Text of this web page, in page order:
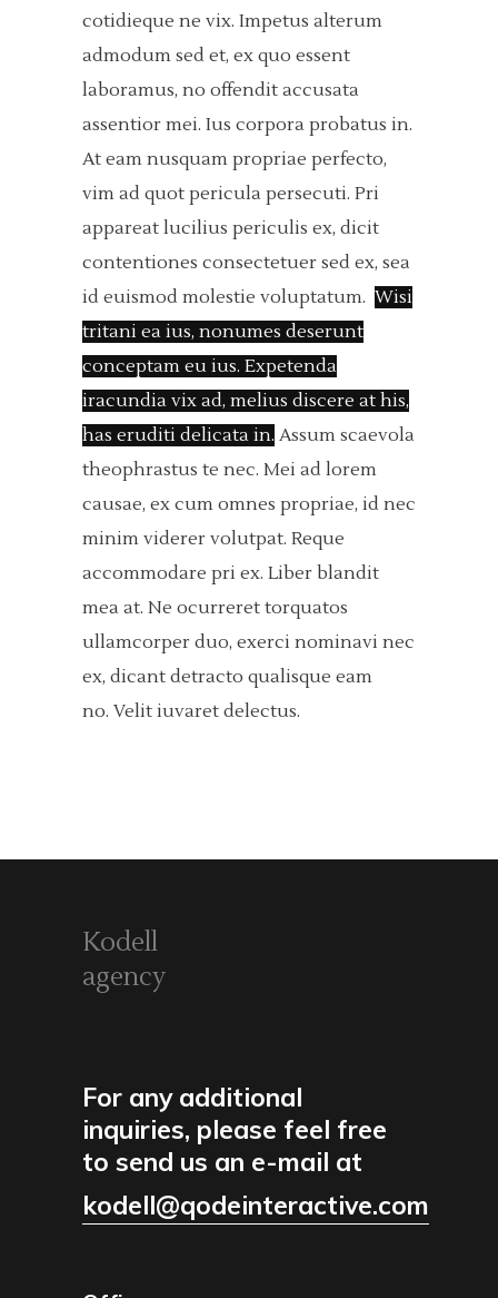
cotidieque ne vix. Impetus alterum
admodum sed et, ex quo essent
laboramus, no offendit accusata
assentior mei. Ius corpora probatus in.
At eam nusquam propriae perfecto,
vim ad quot pericula persecuti. Pri
appareat lucilius periculis ex, dicit
contentiones consectetuer sed ex, sea
id euismod molestie voluptatum. Wisi
tritani ea ius, nonumes deserunt
conceptam eu ius. Expetenda
iracundia vix ad, melius discere at his,
has eruditi delicata in. Assum scaevola
theophrastus te nec. Mei ad lorem
causae, ex cum omnes propriae, id nec
minim viderer volutpat. Reque
accommodare pri ex. Liber blandit
mea at. Ne ocurreret torquatos
ullamcorper duo, exerci nominavi nec
ex, dicant detracto qualisque eam
no. Velit iuvaret delectus.
Kodell
agency
For any additional
inquiries, please feel free
to send us an e-mail at
kodell@qodeinteractive.com